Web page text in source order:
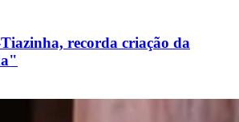
recorda criação da